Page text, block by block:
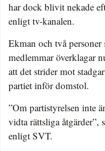
har dock blivit nekade
enligt tv-kanalen.
Ekman och två
medlemmar överklagar
att det strider mot
partiet inför domstol.
”Om partistyrelsen inte
vidta rättsliga åtgärder”,
enligt SVT.